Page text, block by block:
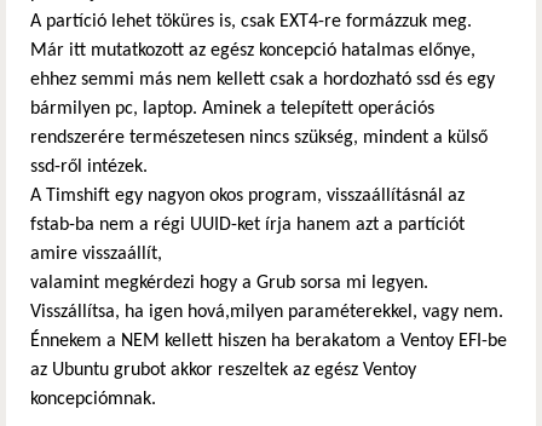
A partíció lehet töküres is, csak EXT4-re formázzuk meg.
Már itt mutatkozott az egész koncepció hatalmas előnye,
ehhez semmi más nem kellett csak a hordozható ssd és egy
bármilyen pc, laptop. Aminek a telepített operációs
rendszerére természetesen nincs szükség, mindent a külső
ssd-ről intézek.
A Timshift egy nagyon okos program, visszaállításnál az
fstab-ba nem a régi UUID-ket írja hanem azt a partíciót
amire visszaállít,
valamint megkérdezi hogy a Grub sorsa mi legyen.
Visszállítsa, ha igen hová,milyen paraméterekkel, vagy nem.
Énnekem a NEM kellett hiszen ha berakatom a Ventoy EFI-be
az Ubuntu grubot akkor reszeltek az egész Ventoy
koncepciómnak.